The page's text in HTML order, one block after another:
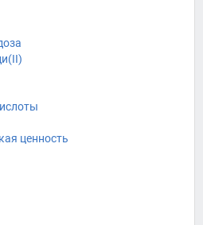
ценность